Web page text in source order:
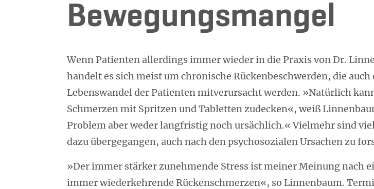
Bewegungsmangel
Wenn Patienten allerdings immer wieder in die Praxis von Dr.
handelt es sich meist um chronische Rückenbeschwerden, die auch
Lebenswandel der Patienten mitverursacht werden. »Natürlich
Schmerzen mit Spritzen und Tabletten zudecken«, weiß
Problem aber weder langfristig noch ursächlich.« Vielmehr sind
dazu übergegangen, auch nach den psychosozialen Ursachen zu
»Der immer stärker zunehmende Stress ist meiner Meinung nach
immer wiederkehrende Rückenschmerzen«, so Linnenbaum.